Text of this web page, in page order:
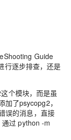
Guide
行逐步排查，还是
个模块，而是虽
了psycopg2，
误的消息，直接
过 python -m